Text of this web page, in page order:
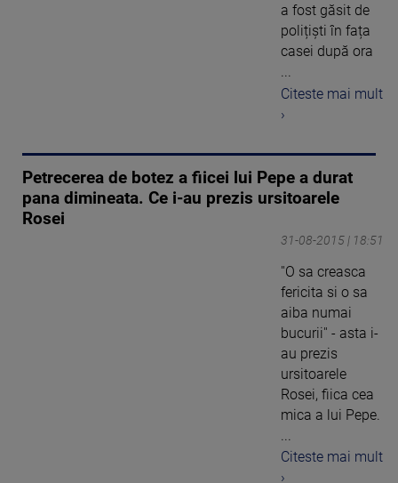
a fost găsit de
polițiști în fața
casei după ora
...
Citeste mai mult
›
Petrecerea de botez a fiicei lui Pepe a durat
pana dimineata. Ce i-au prezis ursitoarele
Rosei
31-08-2015 | 18:51
''O sa creasca
fericita si o sa
aiba numai
bucurii'' - asta i-
au prezis
ursitoarele
Rosei, fiica cea
mica a lui Pepe.
Citeste mai mult
›